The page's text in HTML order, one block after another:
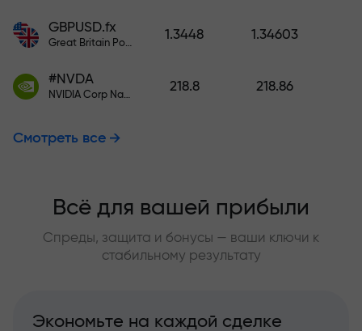
GBPUSD.fx
Great Britain Pound vs US Dollar
1.3448 1.34603
#NVDA
NVIDIA Corp Nasdaq Stock Exchange (Nasdaq) USD
218.8 218.86
Смотреть все
Всё для вашей прибыли
Спреды, защита и бонусы — ваши ключи к
стабильному результату
Экономьте на каждой сделке